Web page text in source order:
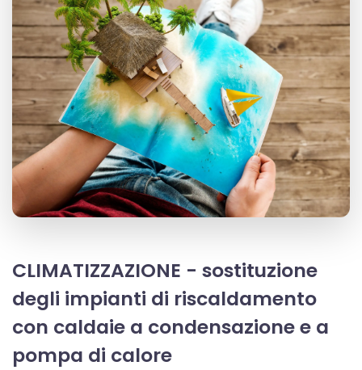
CLIMATIZZAZIONE - sostituzione
degli impianti di riscaldamento
con caldaie a condensazione e a
pompa di calore